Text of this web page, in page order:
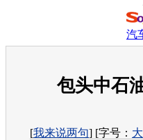
汽
包头中石
[我来说两句] [字号： 大